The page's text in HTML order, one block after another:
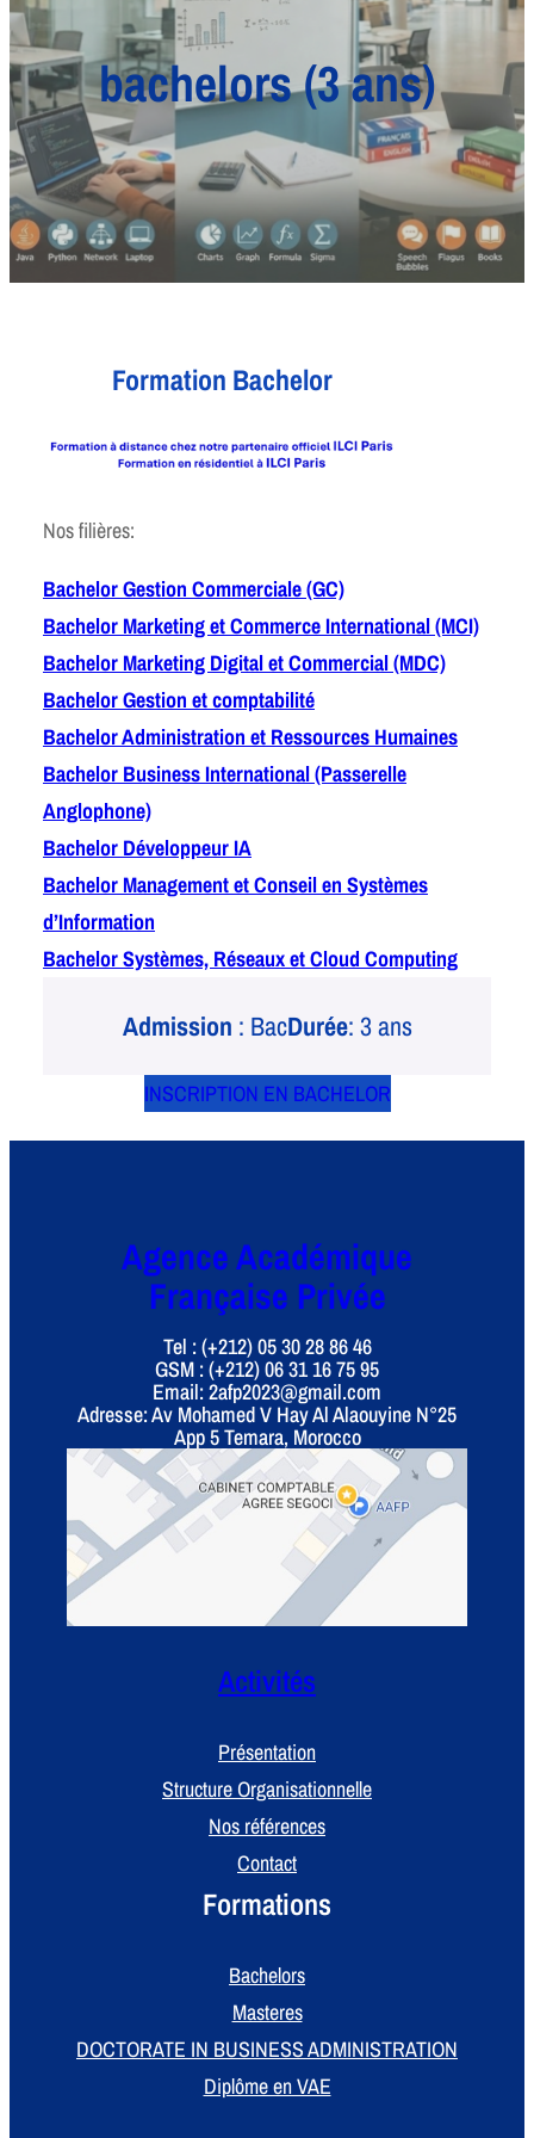
bachelors (3 ans)
Formation Bachelor
Nos filières:
Bachelor Gestion Commerciale (GC)
Bachelor Marketing et Commerce International (MCI)
Bachelor Marketing Digital et Commercial (MDC)
Bachelor Gestion et comptabilité
Bachelor Administration et Ressources Humaines
Bachelor Business International (Passerelle
Anglophone)
Bachelor Développeur IA
Bachelor Management et Conseil en Systèmes
d’Information
Bachelor Systèmes, Réseaux et Cloud Computing
Admission : BacDurée: 3 ans
INSCRIPTION EN BACHELOR
Agence Académique
Française Privée
Tel : (+212) 05 30 28 86 46
GSM : (+212) 06 31 16 75 95
Email: 2afp2023@gmail.com
Adresse: Av Mohamed V Hay Al Alaouyine N°25
App 5 Temara, Morocco
Activités
Présentation
Structure Organisationnelle
Nos références
Contact
Formations
Bachelors
Masteres
DOCTORATE IN BUSINESS ADMINISTRATION
Diplôme en VAE